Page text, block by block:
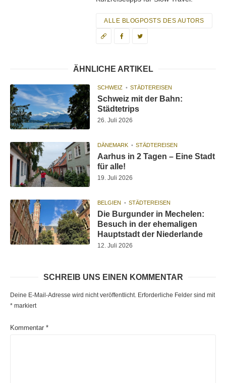
ALLE BLOGPOSTS DES AUTORS
ÄHNLICHE ARTIKEL
SCHWEIZ STÄDTEREISEN
Schweiz mit der Bahn:
Städtetrips
26. Juli 2026
DÄNEMARK STÄDTEREISEN
Aarhus in 2 Tagen – Eine Stadt
für alle!
19. Juli 2026
BELGIEN STÄDTEREISEN
Die Burgunder in Mechelen:
Besuch in der ehemaligen
Hauptstadt der Niederlande
12. Juli 2026
SCHREIB UNS EINEN KOMMENTAR
Deine E-Mail-Adresse wird nicht veröffentlicht. Erforderliche Felder sind mit
* markiert
Kommentar *